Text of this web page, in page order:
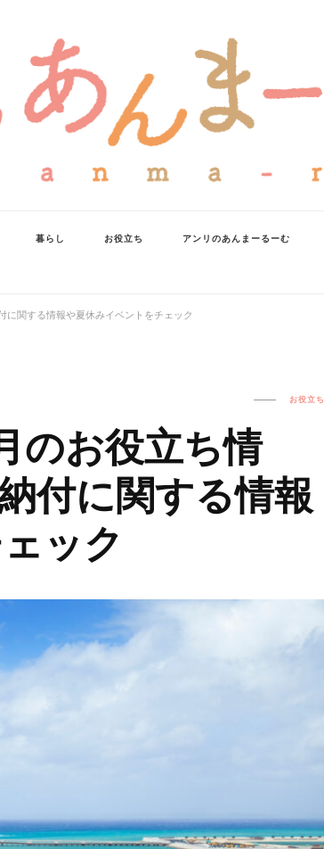
暮らし お役立ち アンリのあんまーるーむ
に関する情報や夏休みイベントをチェック
お役立ち
のお役立ち情
付に関する情報
ック